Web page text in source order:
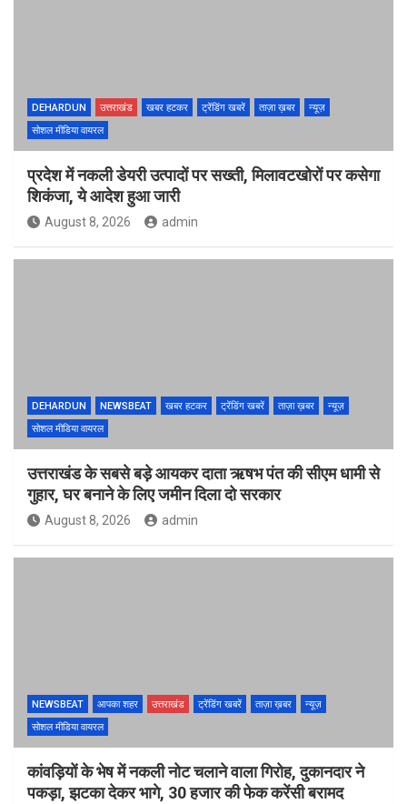
DEHARDUN उत्तराखंड खबर हटकर ट्रेंडिंग खबरें ताज़ा ख़बर
न्यूज़
सोशल मीडिया वायरल
प्रदेश में नकली डेयरी उत्पादों पर सख्ती, मिलावटखोरों पर कसेगा
शिकंजा, ये आदेश हुआ जारी
August 8, 2026 admin
DEHARDUN NEWSBEAT खबर हटकर ट्रेंडिंग खबरें ताज़ा ख़बर
न्यूज़
सोशल मीडिया वायरल
उत्तराखंड के सबसे बड़े आयकर दाता ऋषभ पंत की सीएम धामी से
गुहार, घर बनाने के लिए जमीन दिला दो सरकार
August 8, 2026 admin
NEWSBEAT आपका शहर उत्तराखंड ट्रेंडिंग खबरें ताज़ा ख़बर
न्यूज़
सोशल मीडिया वायरल
कांवड़ियों के भेष में नकली नोट चलाने वाला गिरोह, दुकानदार ने
पकड़ा, झटका देकर भागे, 30 हजार की फेक करेंसी बरामद